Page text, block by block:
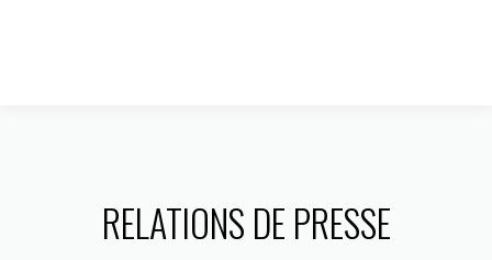
RELATIONS DE PRESSE